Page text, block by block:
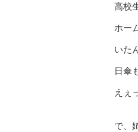
高校
ホー
いた
日傘
えぇ
で、